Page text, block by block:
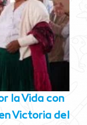
la Vida con
Victoria del